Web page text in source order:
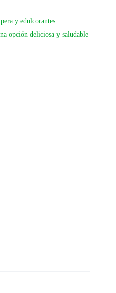
y edulcorantes.
opción deliciosa y saludable